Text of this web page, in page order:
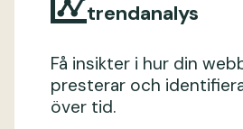
trendanalys
Få insikter i hur din
presterar och
över tid.